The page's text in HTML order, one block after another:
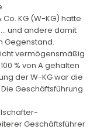
KG (W-KG) hatte
und andere damit
Gegenstand.
vermögensmäßig
% von A gehalten
der W-KG war die
Geschäftsführung
Geschäftsführer